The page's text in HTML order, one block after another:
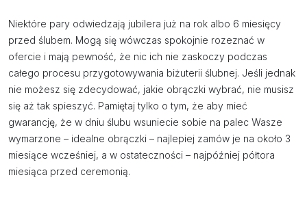
Niektóre pary odwiedzają jubilera już na rok albo 6 miesięcy
przed ślubem. Mogą się wówczas spokojnie rozeznać w
ofercie i mają pewność, że nic ich nie zaskoczy podczas
całego procesu przygotowywania biżuterii ślubnej. Jeśli jednak
nie możesz się zdecydować, jakie obrączki wybrać, nie musisz
się aż tak spieszyć. Pamiętaj tylko o tym, że aby mieć
gwarancję, że w dniu ślubu wsuniecie sobie na palec Wasze
wymarzone – idealne obrączki – najlepiej zamów je na około 3
miesiące wcześniej, a w ostateczności – najpóźniej półtora
miesiąca przed ceremonią.